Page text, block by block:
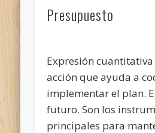
Presupuesto
Expresión
acción que ayuda a
implementar el plan.
futuro. Son los
principales para